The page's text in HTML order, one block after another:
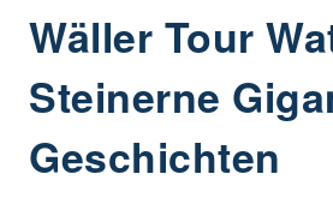
Wäller Tour
Steinerne
Geschichten